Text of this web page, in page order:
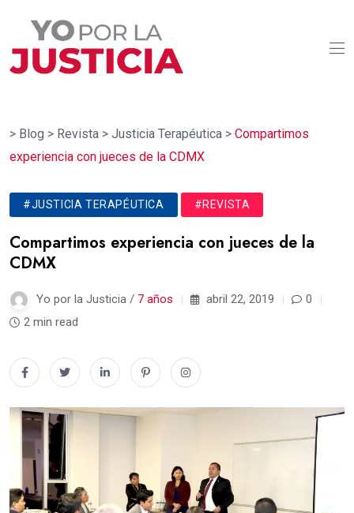
> Blog > Revista > Justicia Terapéutica > Compartimos
experiencia con jueces de la CDMX
#JUSTICIA TERAPÉUTICA #REVISTA
Compartimos experiencia con jueces de la
CDMX
Yo por la Justicia / 7 años abril 22, 2019
0
2 min read